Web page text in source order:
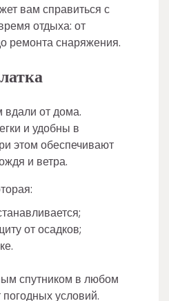
вам справиться с
отдыха: от
ремонта снаряжения.
от дома.
и удобны в
этом обеспечивают
и ветра.
от осадков;
спутником в любом
условий.